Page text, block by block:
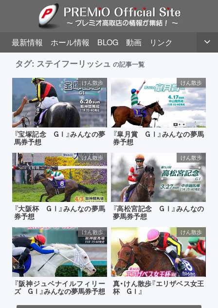
最新情報 ホール情報 BLOG 動画
リンク
タグ: ステイフーリッシュ の記事一覧
『宝塚記念 GⅠ』みんなの夢
馬券予想
けん散歩
『皐月賞 GⅠ』みんなの夢馬
券予想
けん散歩
『大阪杯 GⅠ』みんなの夢馬
券予想
けん散歩
『高松宮記念 GⅠ』みんなの
夢馬券予想
けん散歩
『阪神ジュベナイルフィリー
ズ GⅠ』みんなの夢馬券予想
けん散歩
真・けん散歩『エリザベス女王
杯 GⅠ』
けん散歩